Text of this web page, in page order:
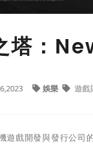
塔：
娛樂 遊戲
遊戲開發與發行